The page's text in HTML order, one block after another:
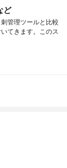
ど
管理ツールと比較
てきます。このス